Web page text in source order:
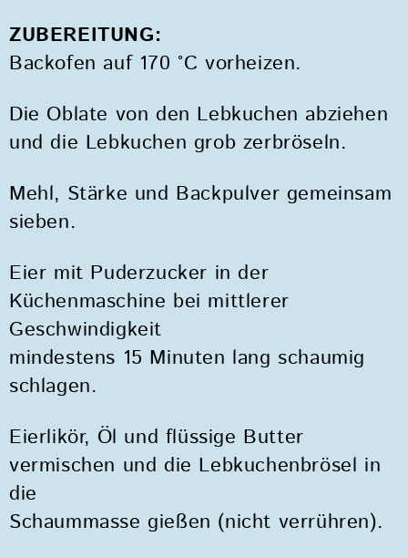
ZUBEREITUNG:
Backofen auf 170 °C vorheizen.
Die Oblate von den Lebkuchen abziehen
und die Lebkuchen grob zerbröseln.
Mehl, Stärke und Backpulver gemeinsam
sieben.
Eier mit Puderzucker in der
Küchenmaschine bei mittlerer
Geschwindigkeit
mindestens 15 Minuten lang schaumig
schlagen.
Eierlikör, Öl und flüssige Butter
vermischen und die Lebkuchenbrösel in
die
Schaummasse gießen (nicht verrühren).